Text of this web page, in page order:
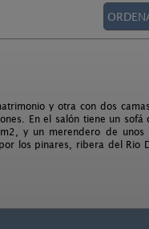
y otra con dos
En el salón tiene un sofá
y un merendero de
los pinares, ribera del Rio